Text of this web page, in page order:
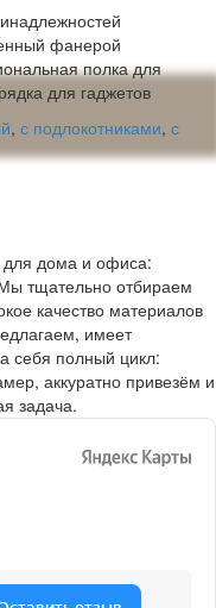
фанерой
полка для
для гаджетов
, с подлокотниками, с
дома и офиса:
тщательно отбираем
качество материалов
имеет
себя полный цикл:
аккуратно привезём и
задача.